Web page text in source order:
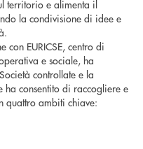
territorio e alimenta il
la condivisione di idee e
con EURICSE, centro di
e sociale, ha
controllate e la
consentito di raccogliere e
quattro ambiti chiave: